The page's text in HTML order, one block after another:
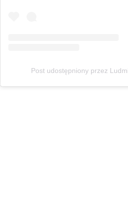
Post udostępniony przez